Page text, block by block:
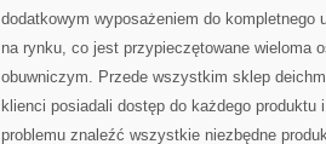
dodatkowym wyposażeniem do
na rynku, co jest przypieczętowane wieloma
obuwniczym. Przede wszystkim sklep
klienci posiadali dostęp do każdego
problemu znaleźć wszystkie niezbędne